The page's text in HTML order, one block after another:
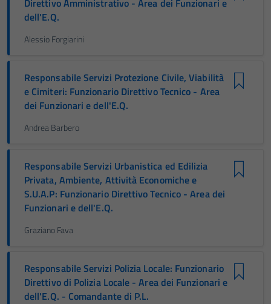
Direttivo Amministrativo - Area dei Funzionari e
dell'E.Q.
Alessio Forgiarini
Responsabile Servizi Protezione Civile, Viabilità
e Cimiteri: Funzionario Direttivo Tecnico - Area
dei Funzionari e dell'E.Q.
Andrea Barbero
Responsabile Servizi Urbanistica ed Edilizia
Privata, Ambiente, Attività Economiche e
S.U.A.P: Funzionario Direttivo Tecnico - Area dei
Funzionari e dell'E.Q.
Graziano Fava
Responsabile Servizi Polizia Locale: Funzionario
Direttivo di Polizia Locale - Area dei Funzionari e
dell'E.Q. - Comandante di P.L.